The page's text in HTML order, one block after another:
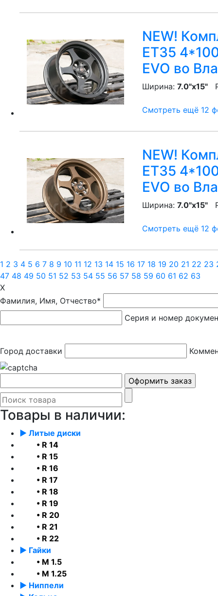
NEW!
ET35
EVO во
Ширина: 7.0"x15"
Смотреть ещё 12
NEW!
ET35
EVO во
Ширина: 7.0"x15"
Смотреть ещё 12
1 2 3 4 5 6 7 8 9 10 11 12 13 14 15 16 17 18 19 20 21 22 23
47 48 49 50 51 52 53 54 55 56 57 58 59 60 61 62 63
X
Фамилия, Имя, Отчество*
Серия и номер
Город доставки
Товары в наличии:
► Литые диски
• R 14
• R 15
• R 16
• R 17
• R 18
• R 19
• R 20
• R 21
• R 22
► Гайки
• М 1.5
• М 1.25
► Ниппели